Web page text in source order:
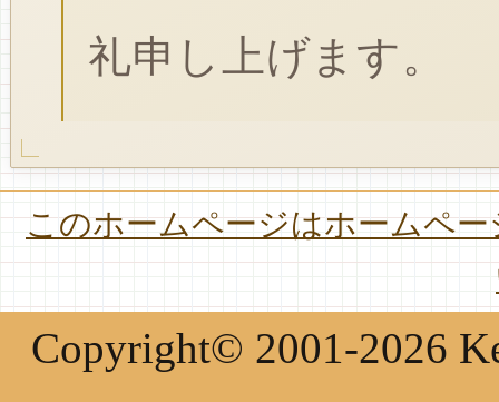
礼申し上げます。
このホームページはホームペ
Copyright© 2001-2026